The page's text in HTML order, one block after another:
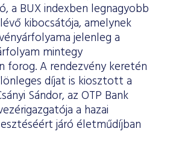
a BUX indexben legnagyobb
kibocsátója, amelynek
jelenleg a
mintegy
forog. A rendezvény keretén
díjat is kiosztott a
Sándor, az OTP Bank
a hazai
járó életműdíjban